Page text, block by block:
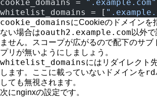
cookie_domains =
".example.com"
whitelist_domains = [
cookie_domainsにCookieのドメインを
ない場合はoauth2.example.com 以外
ません。スコープが広がるので配下のサブ
プリが無いようにしましょう。
whitelist_domainsにはリダイレクト
します。ここに載っていないドメインをrd
しても無視されます。
次にnginxの設定です。